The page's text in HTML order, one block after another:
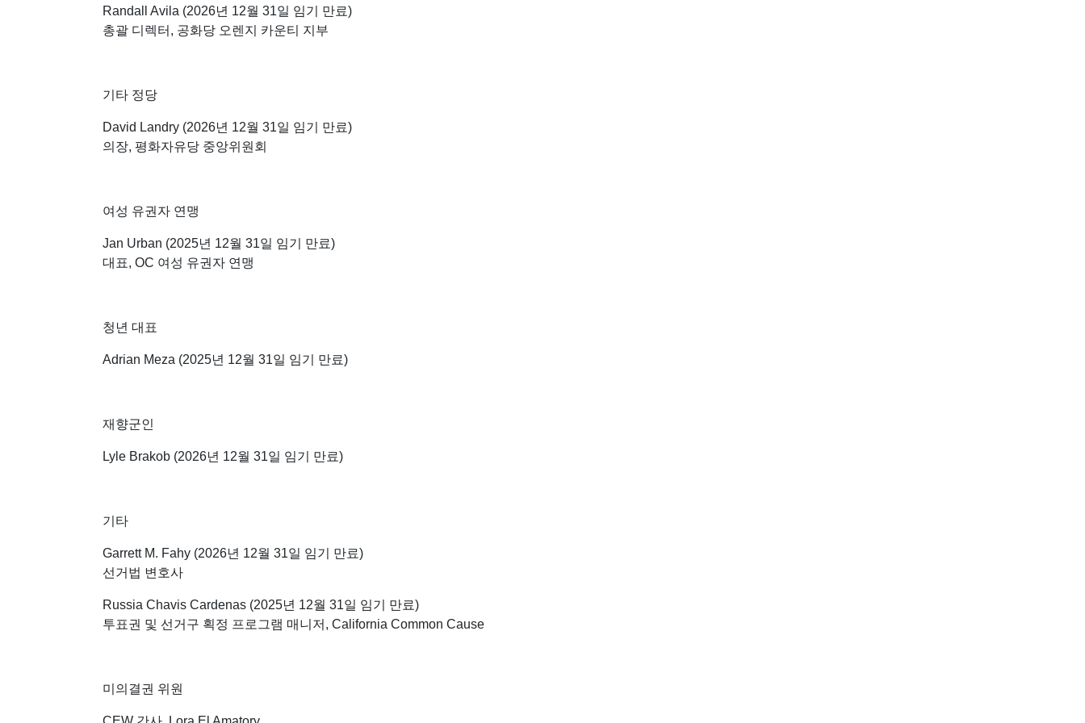
Randall Avila (2026년 12월 31일 임기 만료)
총괄 디렉터, 공화당 오렌지 카운티 지부
기타 정당
David Landry (2026년 12월 31일 임기 만료)
의장, 평화자유당 중앙위원회
여성 유권자 연맹
Jan Urban (2025년 12월 31일 임기 만료)
대표, OC 여성 유권자 연맹
청년 대표
Adrian Meza (2025년 12월 31일 임기 만료)
재향군인
Lyle Brakob (2026년 12월 31일 임기 만료)
기타
Garrett M. Fahy (2026년 12월 31일 임기 만료)
선거법 변호사
Russia Chavis Cardenas (2025년 12월 31일 임기 만료)
투표권 및 선거구 획정 프로그램 매니저, California Common Cause
미의결권 위원